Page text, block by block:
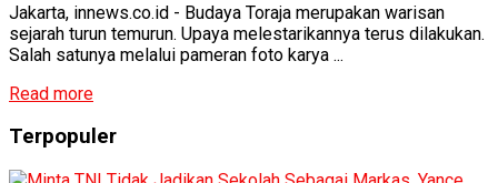
Jakarta, innews.co.id - Budaya Toraja merupakan warisan
sejarah turun temurun. Upaya melestarikannya terus dilakukan.
Salah satunya melalui pameran foto karya ...
Read more
Terpopuler